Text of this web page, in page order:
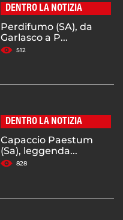
DENTRO LA NOTIZIA
Perdifumo (SA), da
Garlasco a P...
512
DENTRO LA NOTIZIA
Capaccio Paestum
(Sa), leggenda...
828